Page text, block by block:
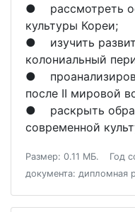
● рассмотреть
культуры Кореи;
● изучить
колониальный
●
после II мировой
● раскрыть
современной
Размер: 0.11 МБ. Год
документа: дипломная